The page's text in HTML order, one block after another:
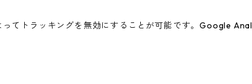
てトラッキングを無効にすることが可能です。Google